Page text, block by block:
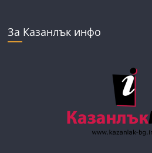
За Казанлък инфо